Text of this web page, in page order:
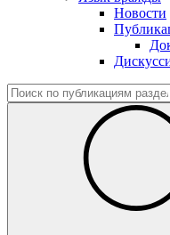
Новости